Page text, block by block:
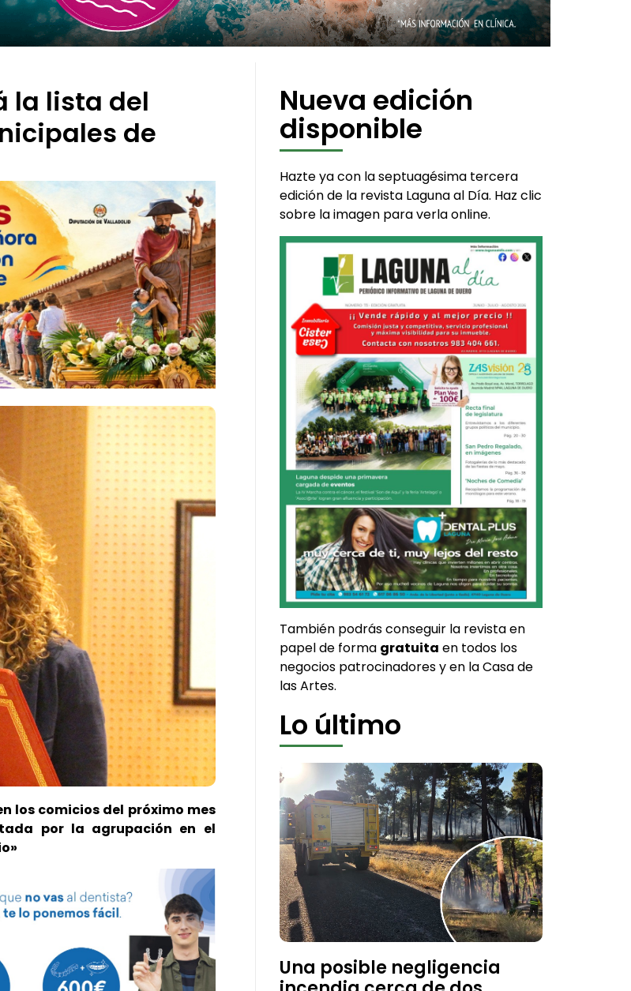
la lista del
de
los comicios del próximo mes
por la agrupación en el
Nueva edición
disponible
Hazte ya con la septuagésima tercera
edición de la revista Laguna al Día. Haz clic
sobre la imagen para verla online.
También podrás conseguir la revista en
papel de forma gratuita en todos los
negocios patrocinadores y en la Casa de
las Artes.
Lo último
Una posible negligencia